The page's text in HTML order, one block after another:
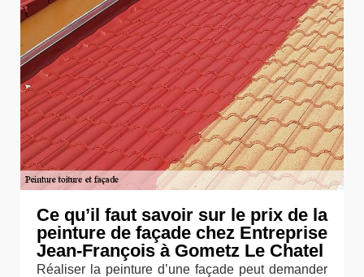
Ce qu’il faut savoir sur le prix de la
peinture de façade chez Entreprise
Jean-François à Gometz Le Chatel
Réaliser la peinture d’une façade peut demander